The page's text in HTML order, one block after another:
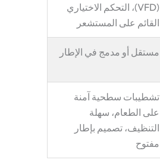
(VFD)، التحكم الاختياري
القائم على المستشعر
مستقل أو مدمج في الإطار
تشطيبات سطحية آمنة
على الطعام، سهلة
التنظيف، تصميم بإطار
مفتوح